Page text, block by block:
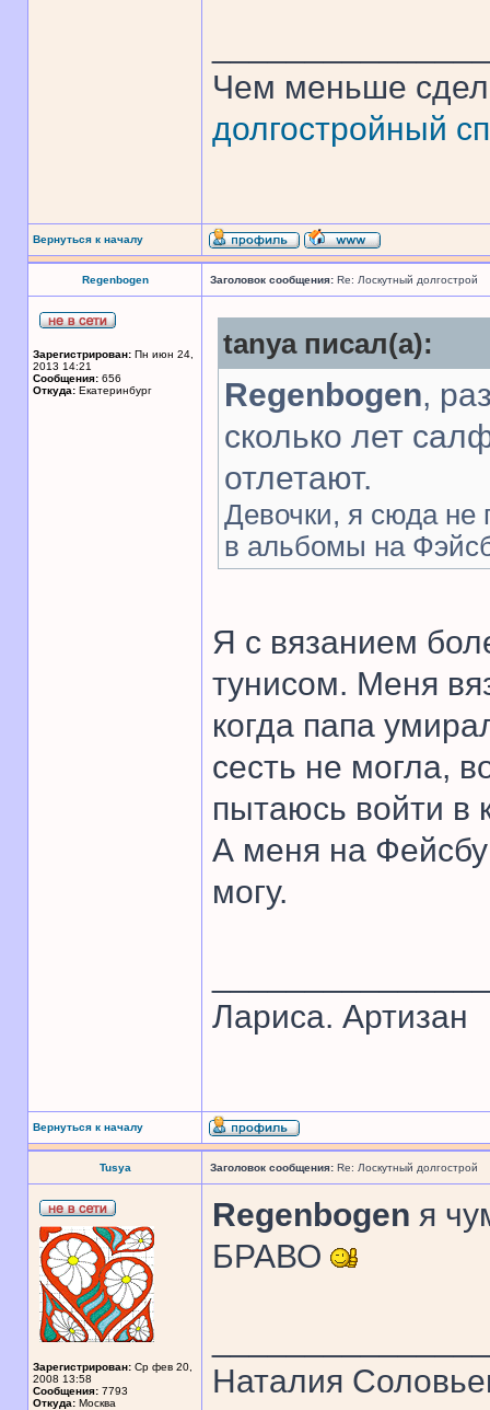
Чем меньше
долгостройный
Вернуться к началу
Regenbogen Заголовок сообщения: Re: Лоскутный долгострой
Зарегистрирован: Пн июн 24,
2013 14:21
Сообщения: 656
Откуда: Екатеринбург
tanya писал(а):
Regenbogen,
сколько лет
отлетают.
Девочки, я сюда не
в альбомы на
Я с вязанием
тунисом. Меня
когда папа
сесть не могла,
пытаюсь войти в
А меня на
могу.
Лариса. Артизан
Вернуться к началу
Tusya Заголовок сообщения: Re: Лоскутный долгострой
Зарегистрирован: Ср фев 20,
2008 13:58
Сообщения: 7793
Откуда: Москва
Regenbogen я
БРАВО
Наталия